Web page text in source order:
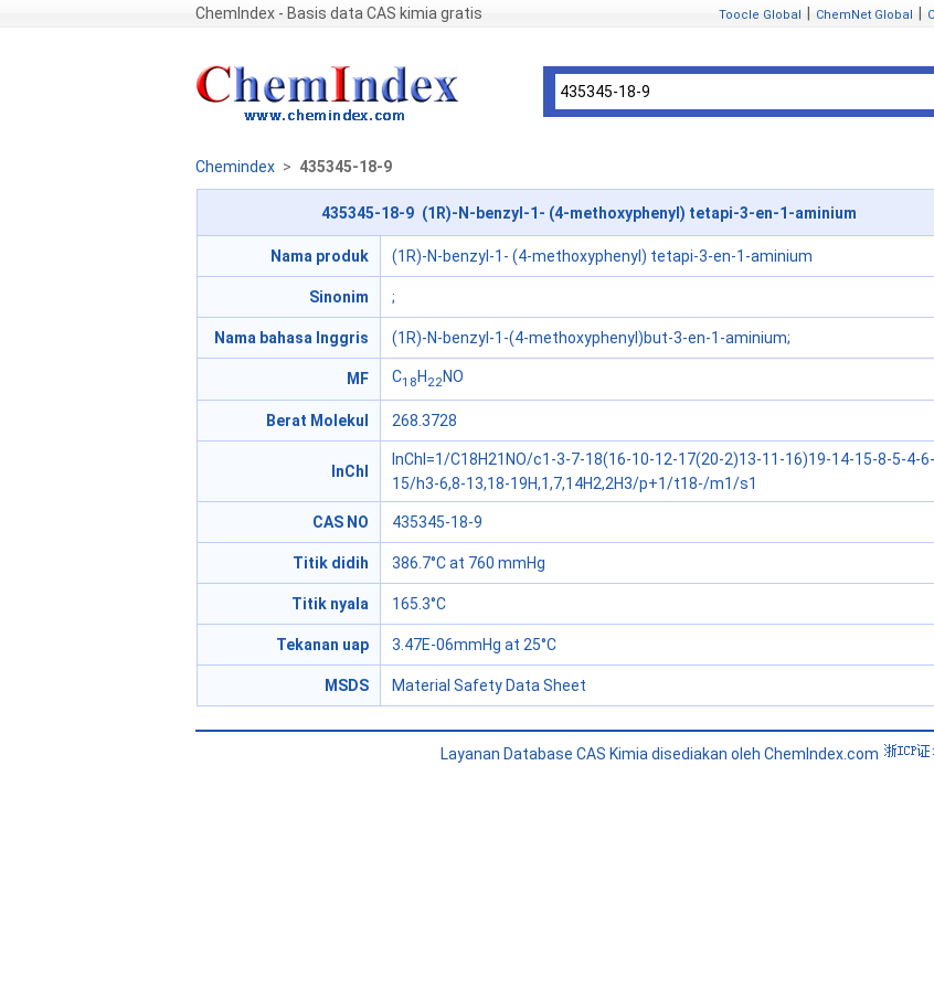
ChemIndex - Basis data CAS kimia gratis Toocle Global ChemNet Global
Chemindex > 435345-18-9
435345-18-9 (1R)-N-benzyl-1- (4-methoxyphenyl) tetapi-3-en-1-aminium
Nama produk (1R)-N-benzyl-1- (4-methoxyphenyl) tetapi-3-en-1-aminium
Sinonim ;
Nama bahasa Inggris (1R)-N-benzyl-1-(4-methoxyphenyl)but-3-en-1-aminium;
MF C18 H 22NO
Berat Molekul 268.3728
InChI
InChI=1/C18H21NO/c1-3-7-18(16-10-12-17(20-2)13-11-16)19-14-15-8-5-4-
15/h3-6,8-13,18-19H,1,7,14H2,2H3/p+1/t18-/m1/s1
CAS NO 435345-18-9
Titik didih 386.7°C at 760 mmHg
Titik nyala 165.3°C
Tekanan uap 3.47E-06mmHg at 25°C
MSDS Material Safety Data Sheet
Layanan Database CAS Kimia disediakan oleh ChemIndex.com